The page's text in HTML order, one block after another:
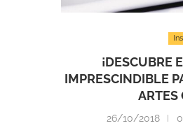
¡DESCUBRE
IMPRESCINDIBLE
ARTES
26/10/2018